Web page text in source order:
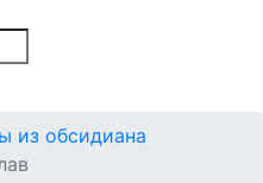
из обсидиана